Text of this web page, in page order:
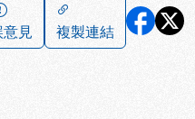
見
複製連結